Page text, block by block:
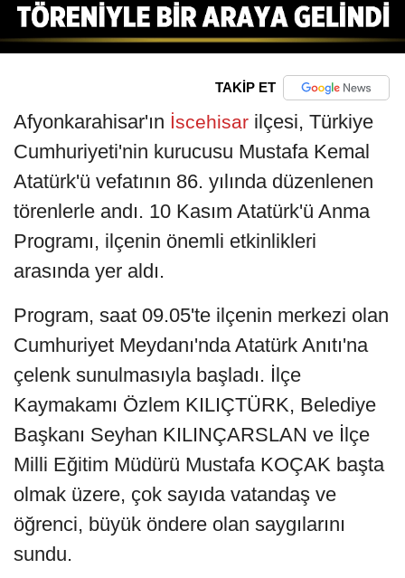
TAKİP ET
Afyonkarahisar'ın İscehisar ilçesi, Türkiye
Cumhuriyeti'nin kurucusu Mustafa Kemal
Atatürk'ü vefatının 86. yılında düzenlenen
törenlerle andı. 10 Kasım Atatürk'ü Anma
Programı, ilçenin önemli etkinlikleri
arasında yer aldı.
Program, saat 09.05'te ilçenin merkezi olan
Cumhuriyet Meydanı'nda Atatürk Anıtı'na
çelenk sunulmasıyla başladı. İlçe
Kaymakamı Özlem KILIÇTÜRK, Belediye
Başkanı Seyhan KILINÇARSLAN ve İlçe
Milli Eğitim Müdürü Mustafa KOÇAK başta
olmak üzere, çok sayıda vatandaş ve
öğrenci, büyük öndere olan saygılarını
sundu.